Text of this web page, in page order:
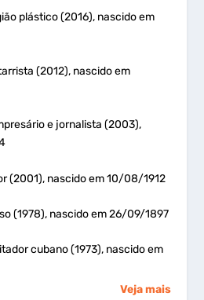
plástico (2016), nascido em
(2012), nascido em
e jornalista (2003),
(2001), nascido em 10/08/1912
(1978), nascido em 26/09/1897
cubano (1973), nascido em
Veja mais